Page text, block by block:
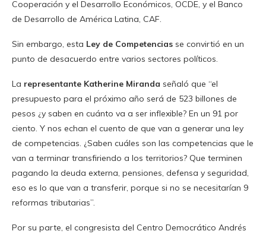
Cooperación y el Desarrollo Económicos, OCDE, y el Banco
de Desarrollo de América Latina, CAF.
Sin embargo, esta Ley de Competencias se convirtió en un
punto de desacuerdo entre varios sectores políticos.
La representante Katherine Miranda señaló que “el
presupuesto para el próximo año será de 523 billones de
pesos ¿y saben en cuánto va a ser inflexible? En un 91 por
ciento. Y nos echan el cuento de que van a generar una ley
de competencias. ¿Saben cuáles son las competencias que le
van a terminar transfiriendo a los territorios? Que terminen
pagando la deuda externa, pensiones, defensa y seguridad,
eso es lo que van a transferir, porque si no se necesitarían 9
reformas tributarias”.
Por su parte, el congresista del Centro Democrático Andrés